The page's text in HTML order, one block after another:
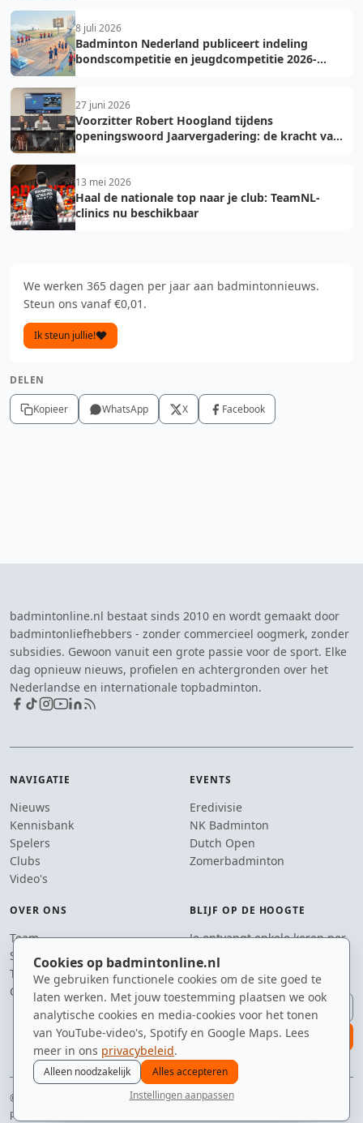
Cookies op badmintonline.nl
We gebruiken functionele cookies om de site goed te
laten werken. Met jouw toestemming plaatsen we ook
analytische cookies en media-cookies voor het tonen
van YouTube-video's, Spotify en Google Maps. Lees
meer in ons privacybeleid.
Alleen noodzakelijk
Alles accepteren
Instellingen aanpassen
8 juli 2026
Badminton Nederland publiceert indeling
bondscompetitie en jeugdcompetitie 2026-
27 juni 2026
Voorzitter Robert Hoogland tijdens
openingswoord Jaarvergadering: de kracht van
13 mei 2026
Haal de nationale top naar je club: TeamNL-
clinics nu beschikbaar
We werken 365 dagen per jaar aan badmintonnieuws.
Steun ons vanaf €0,01.
Ik steun jullie!
DELEN
Kopieer WhatsApp X Facebook
badmintonline.nl bestaat sinds 2010 en wordt gemaakt door
badmintonliefhebbers - zonder commercieel oogmerk, zonder
subsidies. Gewoon vanuit een grote passie voor de sport. Elke
dag opnieuw nieuws, profielen en achtergronden over het
Nederlandse en internationale topbadminton.
NAVIGATIE
Nieuws
Kennisbank
Spelers
Clubs
Video's
EVENTS
Eredivisie
NK Badminton
Dutch Open
Zomerbadminton
OVER ONS
Team
Supporters
Tip de redactie
Contact
BLIJF OP DE HOOGTE
Je ontvangt enkele keren per
jaar een e-mail met het
laatste badmintonnieuws.
E-mailadres
aanmelden
© 2010–2026 badmintonline.nl · hart voor de sport, oog voor de shuttle
privacy
spelers ranglijst zomer